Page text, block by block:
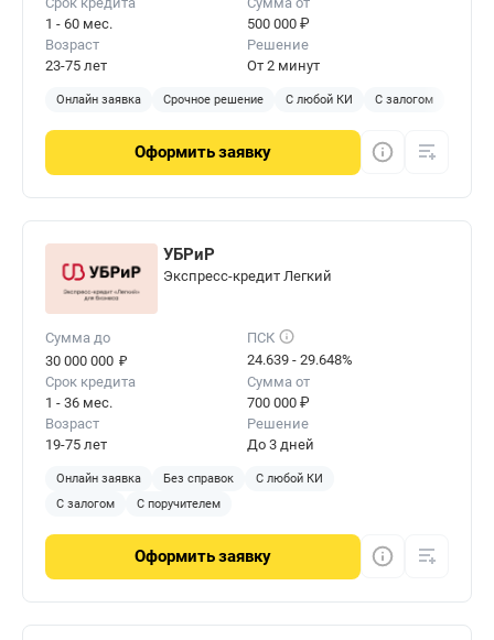
1 - 60 мес.
500 000 ₽
Возраст
23-75 лет
Решение
От 2 минут
Онлайн заявка Срочное решение С любой КИ С залогом
Оформитьзаявку
УБРиР
Экспресс-кредит Легкий
Сумма до
30 000 000 ₽
ПСК
24.639 - 29.648%
Срок кредита
1 - 36 мес.
Сумма от
700 000 ₽
Возраст
19-75 лет
Решение
До 3 дней
Онлайн заявка Без справок
С любой КИ
С залогом
С поручителем
Оформитьзаявку